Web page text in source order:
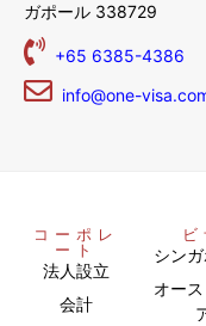
ガポール 338729
+65 6385-4386
info@one-
コーポレ
ート
法人設立
会計
ビ
シン
オー